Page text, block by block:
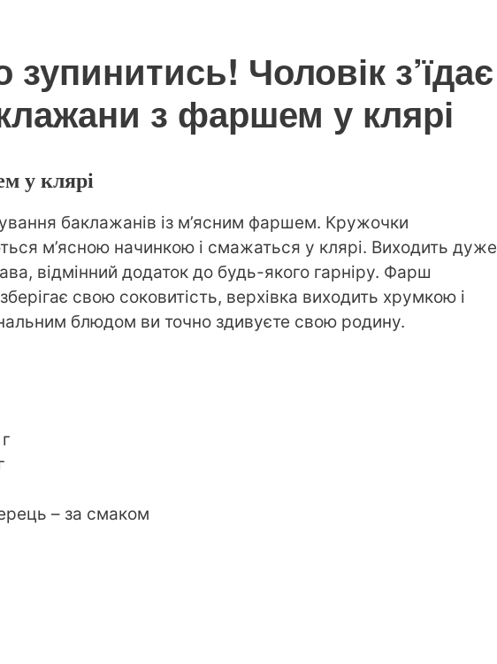
Чоловік з’їдає
з фаршем у клярі
у клярі
баклажанів із м’ясним фаршем. Кружочки
м’ясною начинкою і смажаться у клярі. Виходить дуже
відмінний додаток до будь-якого гарніру. Фарш
свою соковитість, верхівка виходить хрумкою і
блюдом ви точно здивуєте свою родину.
– за смаком